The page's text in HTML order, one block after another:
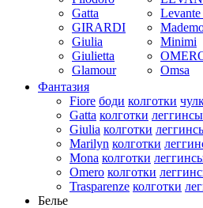
Gatta
GIRARDI
Giulia
Giulietta
Glamour
Minimi
Omsa
Фантазия
Fiore боди колготки
Gatta колготки леггинсы
Giulia колготки
Marilyn колготки
Mona колготки
Omero колготки
Trasparenze колготки
Белье